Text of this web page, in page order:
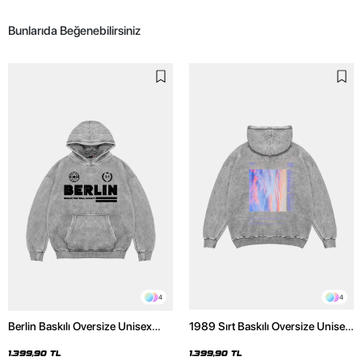
Bunlarıda Beğenebilirsiniz
4
Berlin Baskılı Oversize Unisex
1.399,90 TL
4
1989 Sırt Baskılı Oversize Unisex
1.399,90 TL